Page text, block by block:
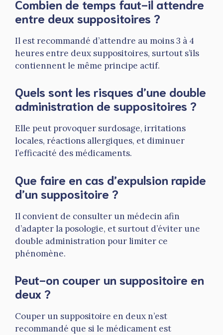
Combien de temps faut-il attendre
entre deux suppositoires ?
Il est recommandé d’attendre au moins 3 à 4
heures entre deux suppositoires, surtout s’ils
contiennent le même principe actif.
Quels sont les risques d’une double
administration de suppositoires ?
Elle peut provoquer surdosage, irritations
locales, réactions allergiques, et diminuer
l’efficacité des médicaments.
Que faire en cas d’expulsion rapide
d’un suppositoire ?
Il convient de consulter un médecin afin
d’adapter la posologie, et surtout d’éviter une
double administration pour limiter ce
phénomène.
Peut-on couper un suppositoire en
deux ?
Couper un suppositoire en deux n’est
recommandé que si le médicament est